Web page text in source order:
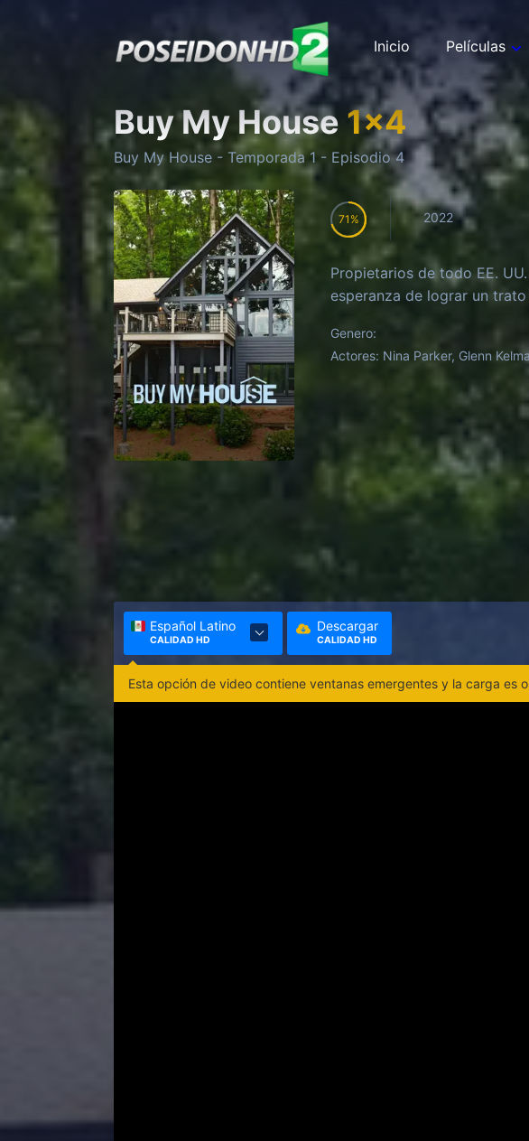
Inicio Películas
Buy My House 1x4
Buy My House - Temporada 1 - Episodio4
71 2022
Propietarios de todo EE.
esperanza de lograr un
Genero:
Actores: Nina Parker, Glenn
Español Latino
CALIDAD HD
Descargar
CALIDAD HD
Esta opción de video contiene ventanas emergentes y la carga es